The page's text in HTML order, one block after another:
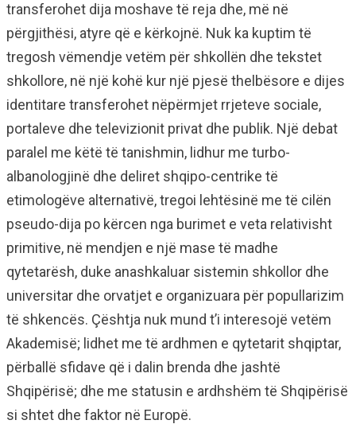
transferohet dija moshave të reja dhe, më në
përgjithësi, atyre që e kërkojnë. Nuk ka kuptim të
tregosh vëmendje vetëm për shkollën dhe tekstet
shkollore, në një kohë kur një pjesë thelbësore e dijes
identitare transferohet nëpërmjet rrjeteve sociale,
portaleve dhe televizionit privat dhe publik. Një debat
paralel me këtë të tanishmin, lidhur me turbo-
albanologjinë dhe deliret shqipo-centrike të
etimologëve alternativë, tregoi lehtësinë me të cilën
pseudo-dija po kërcen nga burimet e veta relativisht
primitive, në mendjen e një mase të madhe
qytetarësh, duke anashkaluar sistemin shkollor dhe
universitar dhe orvatjet e organizuara për popullarizim
të shkencës. Çështja nuk mund t’i interesojë vetëm
Akademisë; lidhet me të ardhmen e qytetarit shqiptar,
përballë sfidave që i dalin brenda dhe jashtë
Shqipërisë; dhe me statusin e ardhshëm të Shqipërisë
si shtet dhe faktor në Europë.